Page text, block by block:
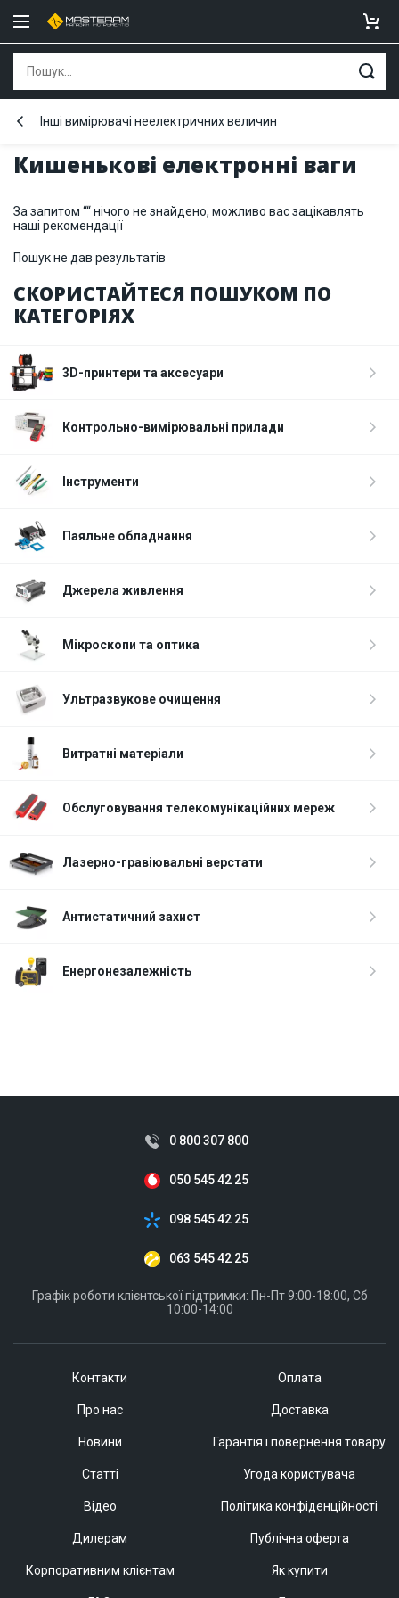
Кишенькові електронні ваги
Інші вимірювачі неелектричних величин
За запитом ““ нічого не знайдено, можливо вас зацікавлять
наші рекомендації
Пошук не дав результатів
СКОРИСТАЙТЕСЯ ПОШУКОМ ПО
КАТЕГОРІЯХ
3D-принтери та аксесуари
Контрольно-вимірювальні прилади
Інструменти
Паяльне обладнання
Джерела живлення
Мікроскопи та оптика
Ультразвукове очищення
Витратні матеріали
Обслуговування телекомунікаційних мереж
Лазерно-гравіювальні верстати
Антистатичний захист
Енергонезалежність
Контакти
Про нас
Новини
Статті
Відео
Дилерам
Корпоративним клієнтам
Оплата
Доставка
Гарантія і повернення товару
Угода користувача
Політика конфіденційності
Публічна оферта
Як купити
0 800 307 800
050 545 42 25
098 545 42 25
063 545 42 25
Графік роботи клієнтської підтримки: Пн-Пт 9:00-18:00, Сб
10:00-14:00